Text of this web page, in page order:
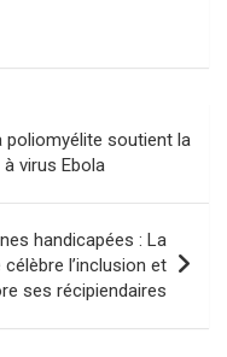
poliomyélite soutient la
virus Ebola
handicapées : La
l’inclusion et
ses récipiendaires